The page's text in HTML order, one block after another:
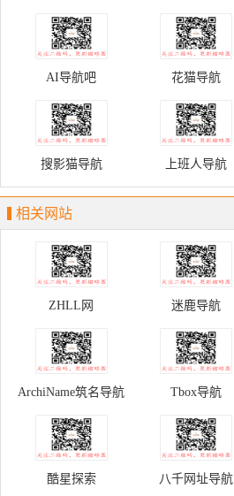
AI导航吧 花猫导航
搜影猫导航 上班人导航
相关网站
ZHLL网 迷鹿导航
ArchiName筑名导航 Tbox导航
酷星探索 八千网址导航